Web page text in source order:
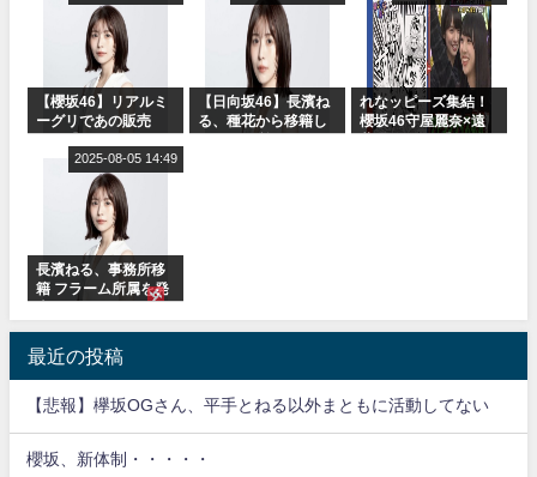
【櫻坂46】リアルミ
ーグリであの販売
Break』オフィシャ
ルグッズ解禁
【日向坂46】長濱ね
る、種花から移籍し
れなッピーズ集結！
櫻坂46守屋麗奈×遠
長濱ねる、事務所移
籍 フラーム所属を発
2025-08-05 14:49
最近の投稿
【悲報】欅坂OGさん、平手とねる以外まともに活動してない
櫻坂、新体制・・・・・